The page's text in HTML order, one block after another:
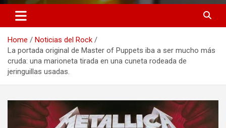
Home
Noticias del Rock
La portada original de Master of Puppets iba a ser mucho más
cruda: una marioneta tirada en una cuneta rodeada de
jeringuillas usadas.